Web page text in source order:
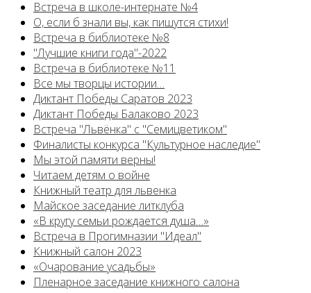
Встреча в школе-интернате №4
О, если б знали вы, как пишутся стихи!
Встреча в библиотеке №8
"Лучшие книги года"-2022
Встреча в библиотеке №11
Все мы творцы истории…
Диктант Победы Саратов 2023
Диктант Победы Балаково 2023
Встреча "Львёнка" с "Семицветиком"
Финалисты конкурса "Культурное наследие"
Мы этой памяти верны!
Читаем детям о войне
Книжный театр для львенка
Майское заседание литклуба
«В кругу семьи рождается душа…»
Встреча в Прогимназии "Идеал"
Книжный салон 2023
«Очарование усадьбы»
Пленарное заседание книжного салона